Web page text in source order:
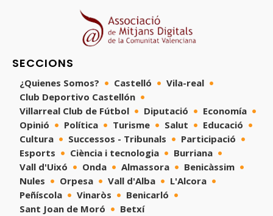
SECCIONS
¿Quienes Somos? Castelló
Vila-real
Club Deportivo Castellón
Villarreal Club de Fútbol
Diputació
Economía
Opinió
Política Turisme Salut
Educació
Cultura
Successos - Tribunals
Participació
Esports
Ciència i tecnologia
Burriana
Vall d'Uixó
Onda Almassora
Benicàssim
Nules
Orpesa Vall d'Alba
L'Alcora
Peñíscola
Vinaròs
Benicarló
Sant Joan de Moró
Betxí